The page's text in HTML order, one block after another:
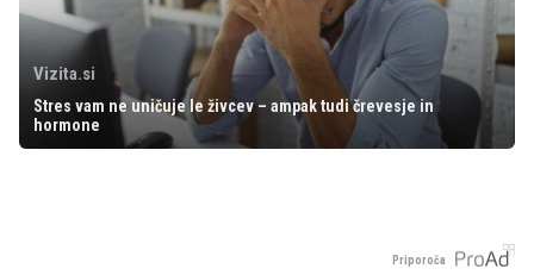
Vizita.si
Stres vam ne uničuje le živcev – ampak tudi črevesje in
hormone
Priporoča